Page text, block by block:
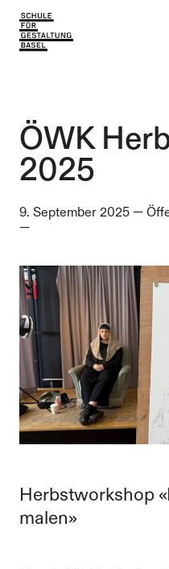
Einblicke
Lernen &
Über uns
Aktuell
Lernen &
Über uns
ÖWK
2025
9. September 2025 —
—
Herbstworkshop
malen»